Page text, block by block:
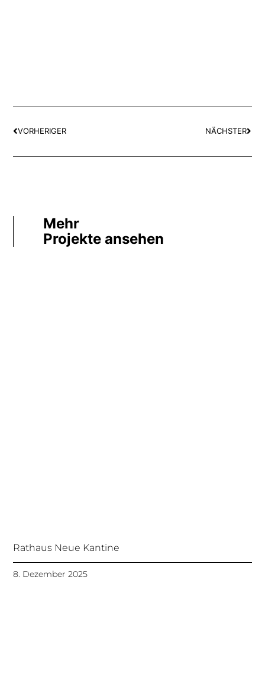
VORHERIGER NÄCHSTER
Mehr
Projekte ansehen
Rathaus Neue Kantine
8. Dezember 2025